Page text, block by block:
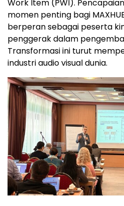
Work Item (PWI).
momen penting bagi
berperan sebagai peserta
penggerak dalam
Transformasi ini turut
industri audio visual dunia.